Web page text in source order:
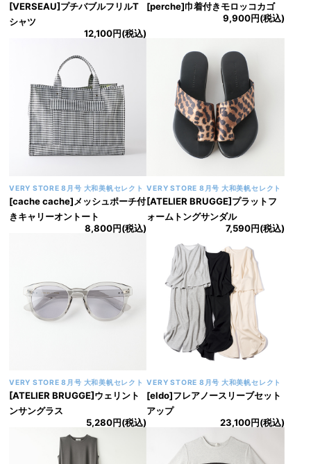
[VERSEAU]プチバブルフリルT
シャツ
12,100円(税込)
[perche]巾着付きモロッコカゴ
9,900円(税込)
VERY STORE 8月号 大和美帆セレクト
[cache cache]メッシュポーチ付
きキャリーオントート
8,800円(税込)
VERY STORE 8月号 大和美帆セレクト
[ATELIER BRUGGE]プラットフ
ォームトングサンダル
7,590円(税込)
VERY STORE 8月号 大和美帆セレクト
[ATELIER BRUGGE]ウェリント
ンサングラス
5,280円(税込)
VERY STORE 8月号 大和美帆セレクト
[eldo]フレアノースリーブセット
アップ
23,100円(税込)